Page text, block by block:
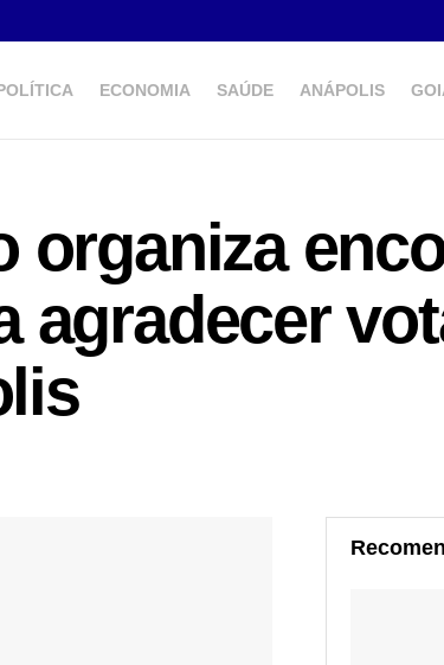
ECONOMIA SAÚDE ANÁPOLIS
organiza
agradecer